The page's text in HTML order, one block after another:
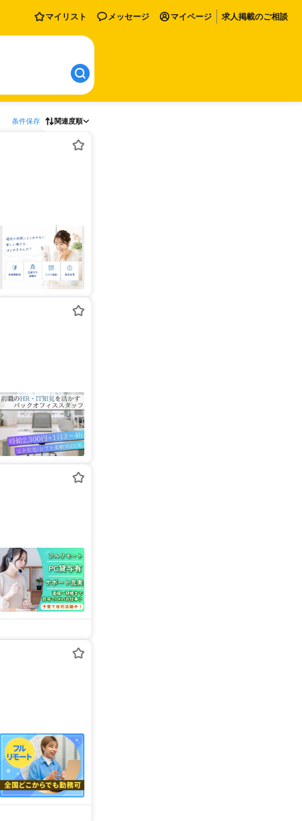
マイリスト メッセージ マイページ 求人掲載のご相談
条件保存 関連度順